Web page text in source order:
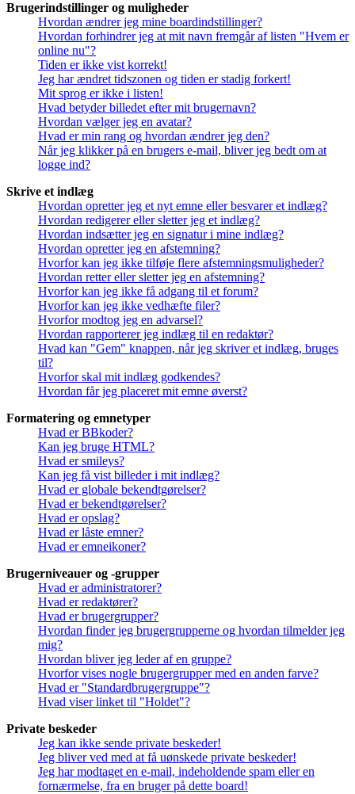
Brugerindstillinger og muligheder
Hvordan ændrer jeg mine boardindstillinger?
Hvordan forhindrer jeg at mit navn fremgår af listen "Hvem er
online nu"?
Tiden er ikke vist korrekt!
Jeg har ændret tidszonen og tiden er stadig forkert!
Mit sprog er ikke i listen!
Hvad betyder billedet efter mit brugernavn?
Hvordan vælger jeg en avatar?
Hvad er min rang og hvordan ændrer jeg den?
Når jeg klikker på en brugers e-mail, bliver jeg bedt om at
logge ind?
Skrive et indlæg
Hvordan opretter jeg et nyt emne eller besvarer et indlæg?
Hvordan redigerer eller sletter jeg et indlæg?
Hvordan indsætter jeg en signatur i mine indlæg?
Hvordan opretter jeg en afstemning?
Hvorfor kan jeg ikke tilføje flere afstemningsmuligheder?
Hvordan retter eller sletter jeg en afstemning?
Hvorfor kan jeg ikke få adgang til et forum?
Hvorfor kan jeg ikke vedhæfte filer?
Hvorfor modtog jeg en advarsel?
Hvordan rapporterer jeg indlæg til en redaktør?
Hvad kan "Gem" knappen, når jeg skriver et indlæg, bruges
til?
Hvorfor skal mit indlæg godkendes?
Hvordan får jeg placeret mit emne øverst?
Formatering og emnetyper
Hvad er BBkoder?
Kan jeg bruge HTML?
Hvad er smileys?
Kan jeg få vist billeder i mit indlæg?
Hvad er globale bekendtgørelser?
Hvad er bekendtgørelser?
Hvad er opslag?
Hvad er låste emner?
Hvad er emneikoner?
Brugerniveauer og -grupper
Hvad er administratorer?
Hvad er redaktører?
Hvad er brugergrupper?
Hvordan finder jeg brugergrupperne og hvordan tilmelder jeg
mig?
Hvordan bliver jeg leder af en gruppe?
Hvorfor vises nogle brugergrupper med en anden farve?
Hvad er "Standardbrugergruppe"?
Hvad viser linket til "Holdet"?
Private beskeder
Jeg kan ikke sende private beskeder!
Jeg bliver ved med at få uønskede private beskeder!
Jeg har modtaget en e-mail, indeholdende spam eller en
fornærmelse, fra en bruger på dette board!